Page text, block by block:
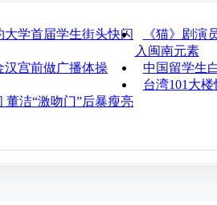
大学首届学生街头快闪
《猫》剧演
入闽南元素
汉宫前做广播体操
中国留学生
台湾101大
董洁“激吻门”后暴瘦亮